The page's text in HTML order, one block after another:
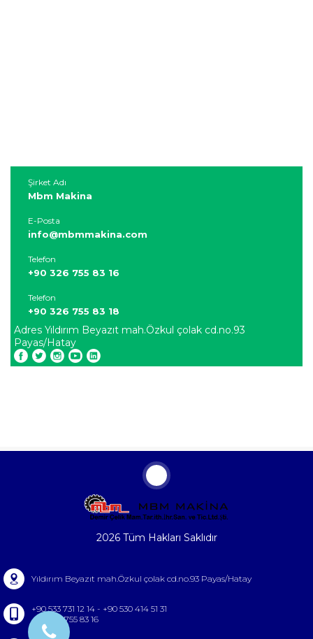
Şirket Adı
Mbm Makina
E-Posta
info@mbmmakina.com
Telefon
+90 326 755 83 16
Telefon
+90 326 755 83 18
Adres Yıldırım Beyazıt mah.Özkul çolak cd.no.93
Payas/Hatay
2026 Tüm Hakları Saklıdır
Yıldırım Beyazıt mah.Özkul çolak cd.no.93 Payas/Hatay
+90 533 731 12 14 - +90 530 414 51 31
+90 326 755 83 16